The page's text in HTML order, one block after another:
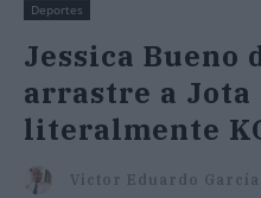
Deportes
Jessica Bueno
arrastre a
literalmente
Victor Eduardo García